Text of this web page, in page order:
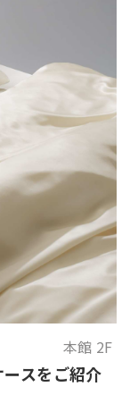
本館 2F
ースをご紹介